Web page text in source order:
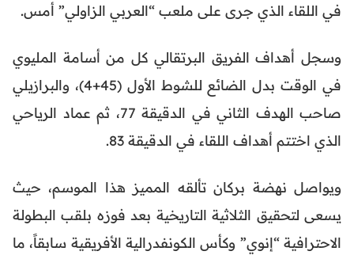
في اللقاء الذي جرى على ملعب “العربي الزاولي” أمس.
وسجل أهداف الفريق البرتقالي كل من أسامة المليوي
في الوقت بدل الضائع للشوط الأول (45+4)، والبرازيلي
صاحب الهدف الثاني في الدقيقة 77، ثم عماد الرياحي
الذي اختتم أهداف اللقاء في الدقيقة 83.
ويواصل نهضة بركان تألقه المميز هذا الموسم، حيث
يسعى لتحقيق الثلاثية التاريخية بعد فوزه بلقب البطولة
الاحترافية “إنوي” وكأس الكونفدرالية الأفريقية سابقاً، ما